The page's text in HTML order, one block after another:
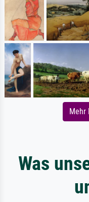
Mehr
Was